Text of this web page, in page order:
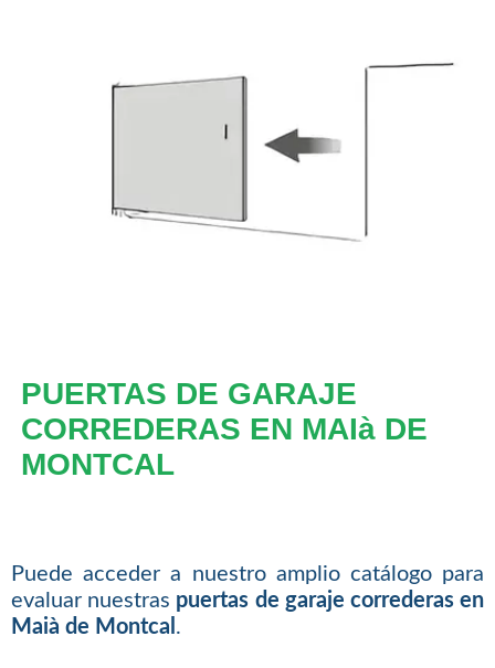
PUERTAS DE GARAJE
CORREDERAS EN MAIà DE
MONTCAL
Puede acceder a nuestro amplio catálogo para
evaluar nuestras puertas de garaje correderas en
Maià de Montcal .